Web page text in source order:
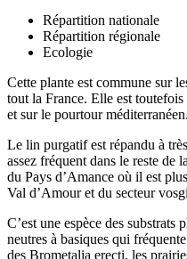
Répartition nationale
Répartition régionale
Ecologie
Cette plante est commune sur
tout la France. Elle est
et sur le pourtour méditerranéen.
Le lin purgatif est répandu à
assez fréquent dans le reste de
du Pays d’Amance où il est
Val d’Amour et du secteur
C’est une espèce des
neutres à basiques qui
des Brometalia erecti, les